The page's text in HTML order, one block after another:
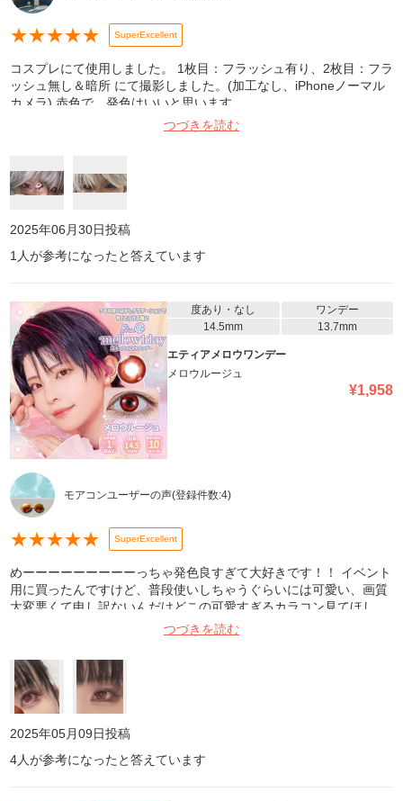
★★★★★ SuperExcellent
コスプレにて使用しました。 1枚目：フラッシュ有り、2枚目：フラ
ッシュ無し＆暗所 にて撮影しました。(加工なし、iPhoneノーマル
カメラ) 赤色で、発色はいいと思います
つづきを読む
2025年06月30日投稿
1 人が参考になったと答えています
度あり・なし
ワンデー
14.5mm
13.7mm
エティアメロウワンデー
メロウルージュ
¥1,958
モアコンユーザーの声(登録件数:4)
★★★★★ SuperExcellent
めーーーーーーーーーっちゃ発色良すぎて大好きです！！ イベント
用に買ったんですけど、普段使いしちゃうぐらいには可愛い、画質
大変悪くて申し訳ないんだけどこの可愛すぎるカラコン見てほし
い、、。 裏表逆に入ってたりするけど色で判断できるし良いかな。
乾いてゴロゴロしたりズレることもほぼないし、目薬もあまり使わ
なくて良いから楽！でした！これはリピしたｰｰｰｰｰｰｰｰｰｰｯい‼️‼️
つづきを読む
2025年05月09日投稿
4人が参考になったと答えています